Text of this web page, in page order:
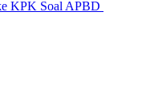
KPK Soal APBD